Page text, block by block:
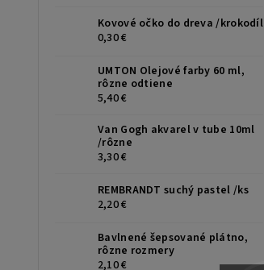
Kovové očko do dreva /krokodíl
0,30 €
UMTON Olejové farby 60 ml,
rôzne odtiene
5,40 €
Van Gogh akvarel v tube 10ml
/rôzne
3,30 €
REMBRANDT suchý pastel /ks
2,20 €
Bavlnené šepsované plátno,
rôzne rozmery
2,10 €